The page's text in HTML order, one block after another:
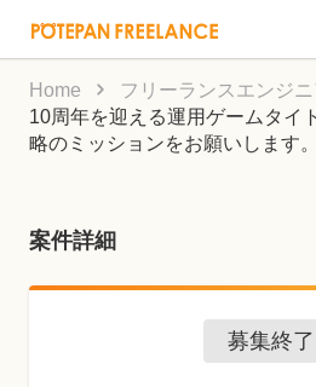
Home
フリーランスエンジ
10周年を迎える運用ゲームタイ
略のミッションをお願いします。
案件詳細
募集終了